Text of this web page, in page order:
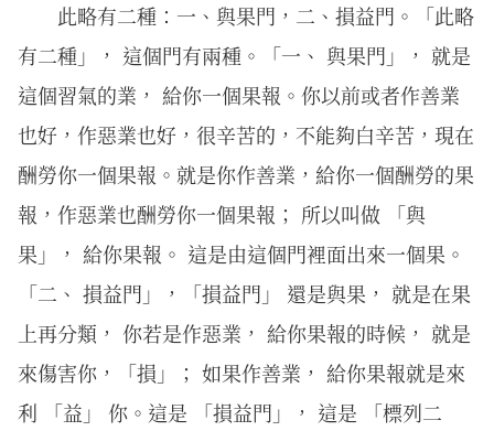
此略有二種：一、與果門，二、損益門。「此略
有二種」， 這個門有兩種。「一、 與果門」， 就是
這個習氣的業， 給你一個果報。你以前或者作善業
也好，作惡業也好，很辛苦的，不能夠白辛苦，現在
酬勞你一個果報。就是你作善業，給你一個酬勞的果
報，作惡業也酬勞你一個果報； 所以叫做 「與
果」， 給你果報。 這是由這個門裡面出來一個果。
「二、 損益門」，「損益門」 還是與果， 就是在果
上再分類， 你若是作惡業， 給你果報的時候， 就是
來傷害你，「損」； 如果作善業， 給你果報就是來
利 「益」 你。這是 「損益門」， 這是 「標列二